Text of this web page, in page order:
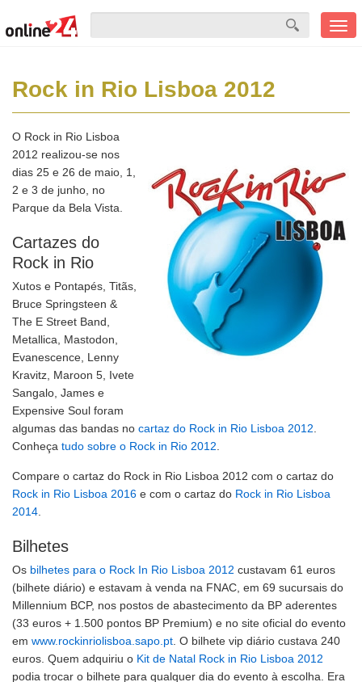
Rock in Rio Lisboa 2012
O Rock in Rio Lisboa
2012 realizou-se nos
dias 25 e 26 de maio, 1,
2 e 3 de junho, no
Parque da Bela Vista.
Cartazes do
Rock in Rio
Xutos e Pontapés, Titãs,
Bruce Springsteen &
The E Street Band,
Metallica, Mastodon,
Evanescence, Lenny
Kravitz, Maroon 5, Ivete
Sangalo, James e
Expensive Soul foram
algumas das bandas no cartaz do Rock in Rio Lisboa 2012
Conheça tudo sobre o Rock in Rio 2012
Compare o cartaz do Rock in Rio Lisboa 2012 com o cartaz do
Rock in Rio Lisboa 2016 e com o cartaz do Rock in Rio Lisboa
2014
Bilhetes
Os bilhetes para o Rock In Rio Lisboa 2012 custavam 61 euros
(bilhete diário) e estavam à venda na FNAC, em 69 sucursais do
Millennium BCP, nos postos de abastecimento da BP aderentes
(33 euros + 1.500 pontos BP Premium) e no site oficial do evento
em www.rockinriolisboa.sapo.pt . O bilhete vip diário custava 240
euros. Quem adquiriu o Kit de Natal Rock in Rio Lisboa 2012
podia trocar o bilhete para qualquer dia do evento à escolha. Era